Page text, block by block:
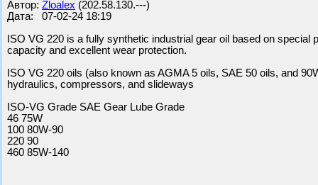
Автор: Zloalex (202.58.130.---)
Дата: 07-02-24 18:19
ISO VG 220 is a fully synthetic industrial gear oil based on
capacity and excellent wear protection.
ISO VG 220 oils (also known as AGMA 5 oils, SAE 50 oils, and
hydraulics, compressors, and slideways
ISO-VG Grade SAE Gear Lube Grade
46 75W
100 80W-90
220 90
460 85W-140